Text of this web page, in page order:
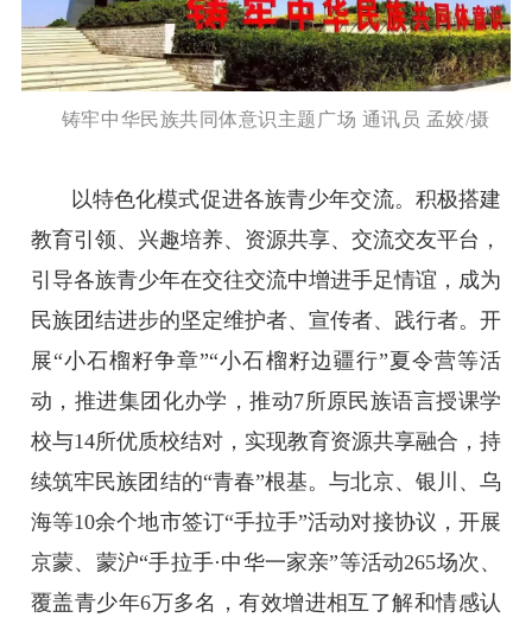
铸牢中华民族共同体意识主题广场 通讯员 孟姣/摄
以特色化模式促进各族青少年交流。积极搭建
教育引领、兴趣培养、资源共享、交流交友平台，
引导各族青少年在交往交流中增进手足情谊，成为
民族团结进步的坚定维护者、宣传者、践行者。开
展“小石榴籽争章”“小石榴籽边疆行”夏令营等活
动，推进集团化办学，推动7所原民族语言授课学
校与14所优质校结对，实现教育资源共享融合，持
续筑牢民族团结的“青春”根基。与北京、银川、乌
海等10余个地市签订“手拉手”活动对接协议，开展
京蒙、蒙沪“手拉手·中华一家亲”等活动265场次、
覆盖青少年6万多名，有效增进相互了解和情感认